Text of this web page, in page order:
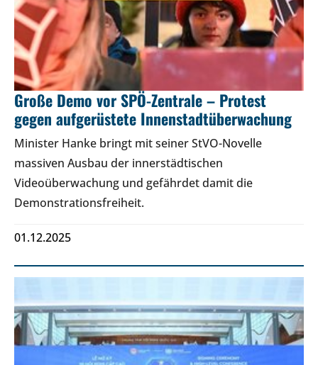
Große Demo vor SPÖ-Zentrale – Protest
gegen aufgerüstete Innenstadtüberwachung
Minister Hanke bringt mit seiner StVO-Novelle
massiven Ausbau der innerstädtischen
Videoüberwachung und gefährdet damit die
Demonstrationsfreiheit.
01.12.2025